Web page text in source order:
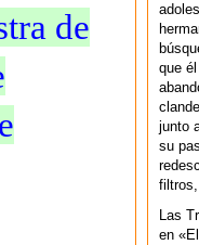
de
que
junto
su
filtros,
Las
en